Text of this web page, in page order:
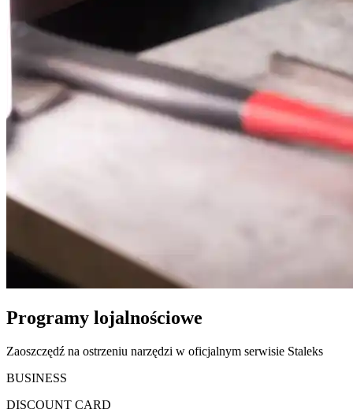
Programy lojalnościowe
Zaoszczędź na ostrzeniu narzędzi w oficjalnym serwisie Staleks
BUSINESS
DISCOUNT CARD